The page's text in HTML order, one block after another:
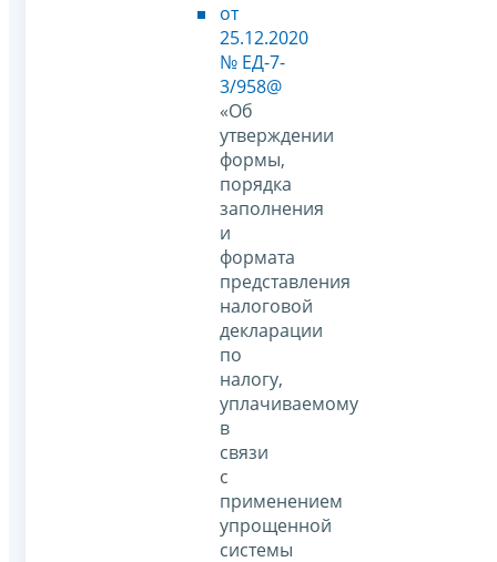
от
25.12.2020
№ ЕД-7-
3/958@
«Об
утверждении
формы,
порядка
заполнения
и
формата
представления
налоговой
декларации
по
налогу,
уплачиваемому
в
связи
с
применением
упрощенной
системы